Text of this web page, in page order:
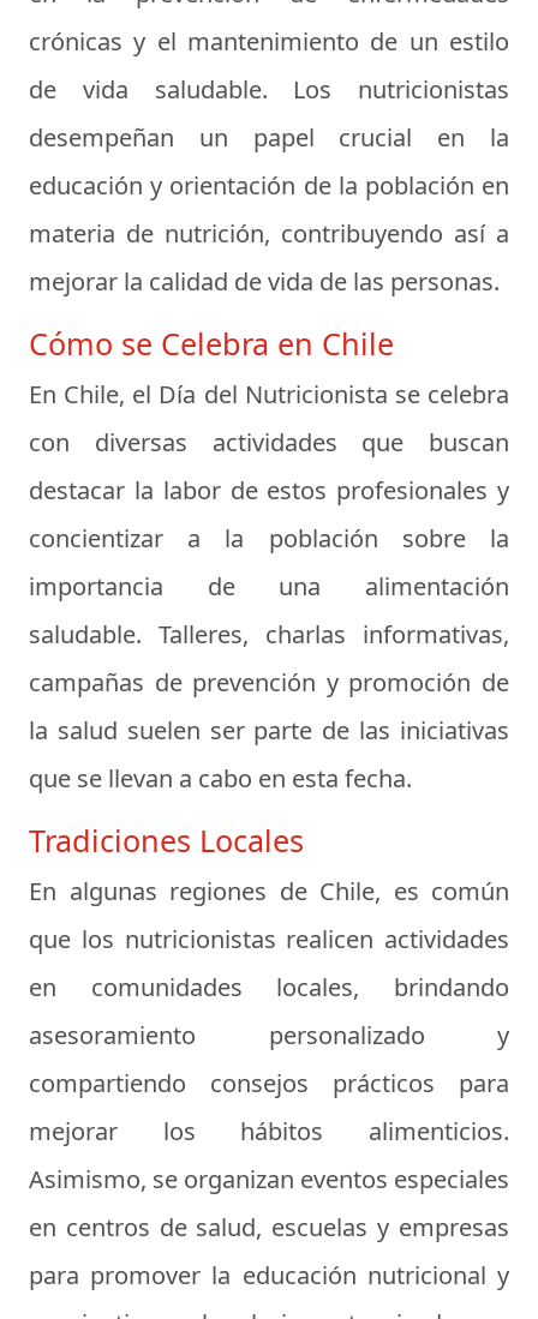
crónicas y el mantenimiento de un estilo
de vida saludable. Los nutricionistas
desempeñan un papel crucial en la
educación y orientación de la población en
materia de nutrición, contribuyendo así a
mejorar la calidad de vida de las personas.
Cómo se Celebra en Chile
En Chile, el Día del Nutricionista se celebra
con diversas actividades que buscan
destacar la labor de estos profesionales y
concientizar a la población sobre la
importancia de una alimentación
saludable. Talleres, charlas informativas,
campañas de prevención y promoción de
la salud suelen ser parte de las iniciativas
que se llevan a cabo en esta fecha.
Tradiciones Locales
En algunas regiones de Chile, es común
que los nutricionistas realicen actividades
en comunidades locales, brindando
asesoramiento personalizado y
compartiendo consejos prácticos para
mejorar los hábitos alimenticios.
Asimismo, se organizan eventos especiales
en centros de salud, escuelas y empresas
para promover la educación nutricional y